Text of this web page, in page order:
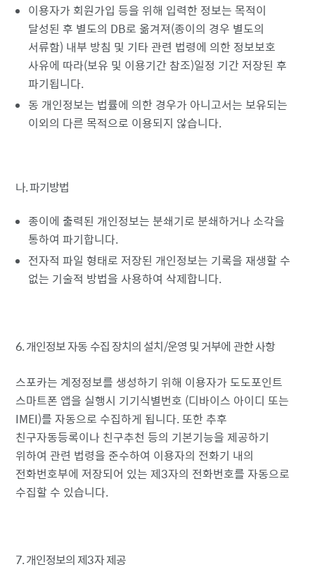
이용자가 회원가입 등을 위해 입력한 정보는 목적이
달성된 후 별도의 DB로 옮겨져(종이의 경우 별도의
서류함) 내부 방침 및 기타 관련 법령에 의한 정보보호
사유에 따라(보유 및 이용기간 참조)일정 기간 저장된 후
파기됩니다.
동 개인정보는 법률에 의한 경우가 아니고서는 보유되는
이외의 다른 목적으로 이용되지 않습니다.
나. 파기방법
종이에 출력된 개인정보는 분쇄기로 분쇄하거나 소각을
통하여 파기합니다.
전자적 파일 형태로 저장된 개인정보는 기록을 재생할 수
없는 기술적 방법을 사용하여 삭제합니다.
6. 개인정보 자동 수집 장치의 설치/운영 및 거부에 관한 사항
스포카는 계정정보를 생성하기 위해 이용자가 도도포인트
스마트폰 앱을 실행시 기기식별번호 (디바이스 아이디 또는
IMEI)를 자동으로 수집하게 됩니다. 또한 추후
친구자동등록이나 친구추천 등의 기본기능을 제공하기
위하여 관련 법령을 준수하여 이용자의 전화기 내의
전화번호부에 저장되어 있는 제3자의 전화번호를 자동으로
수집할 수 있습니다.
7. 개인정보의 제3자 제공